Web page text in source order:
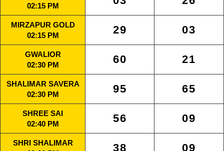
02:15 PM
MIRZAPUR GOLD
02:15 PM
29 03
GWALIOR
02:30 PM
60 21
SHALIMAR SAVERA
02:30 PM
95 65
SHREE SAI
02:40 PM
56 09
SHRI SHALIMAR
38 09